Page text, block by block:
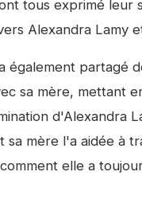
tous exprimé leur
Alexandra Lamy
également partagé
sa mère, mettant
d'Alexandra
sa mère l'a aidée à
elle a